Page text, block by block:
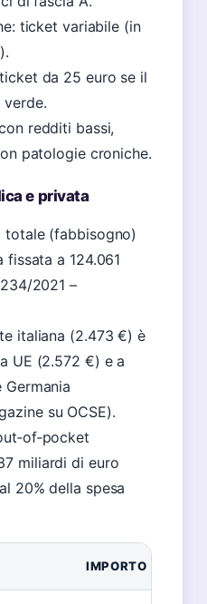
ticket variabile (in
da 25 euro se il
redditi bassi,
patologie croniche.
e privata
totale (fabbisogno)
a 124.061
2021 –
italiana (2.473 €) è
UE (2.572 €) e a
Germania
su OCSE).
miliardi di euro
20% della spesa
IMPORTO (2022)